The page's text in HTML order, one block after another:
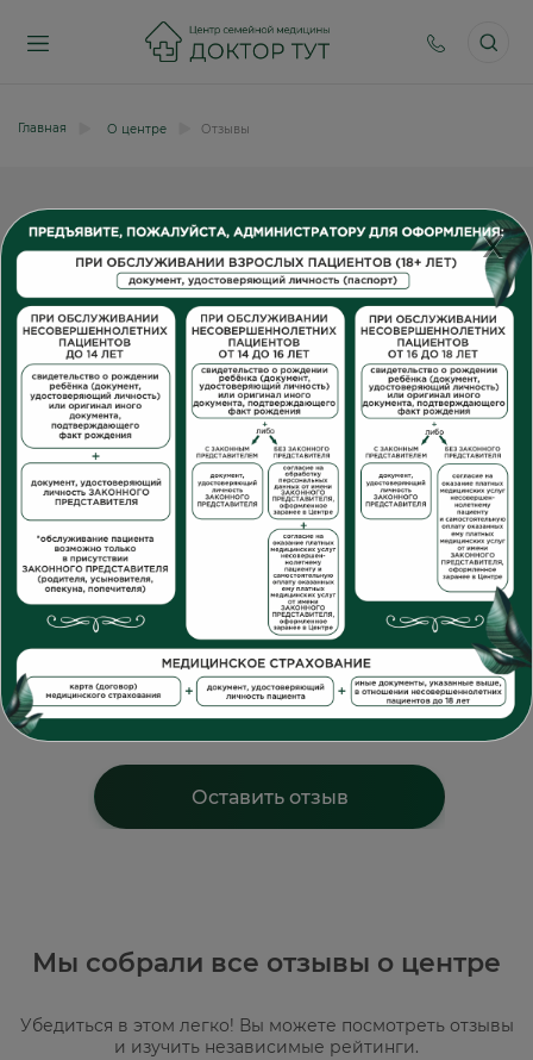
Главная О центре Отзывы
Отзывы наших
пациентов
Лучшая награда для нас - искренние
отзывы и здоровые, довольные
Оставить отзыв
Мы собрали все отзывы о центре
Убедиться в этом легко! Вы можете посмотреть отзывы
и изучить независимые рейтинги.
X